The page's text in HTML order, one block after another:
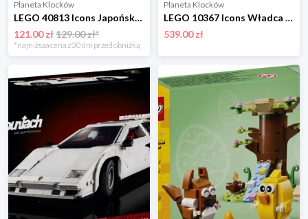
Planeta Klocków
LEGO 40813 Icons Japoński kot szczęścia Lego
121.00 zł129.00 zł*
*najniższa cena z 30 dni przed obniżką
Planeta Klocków
LEGO 10367 Icons Władca pierścieni: Book nook z Balrogiem Lego
539.00 zł